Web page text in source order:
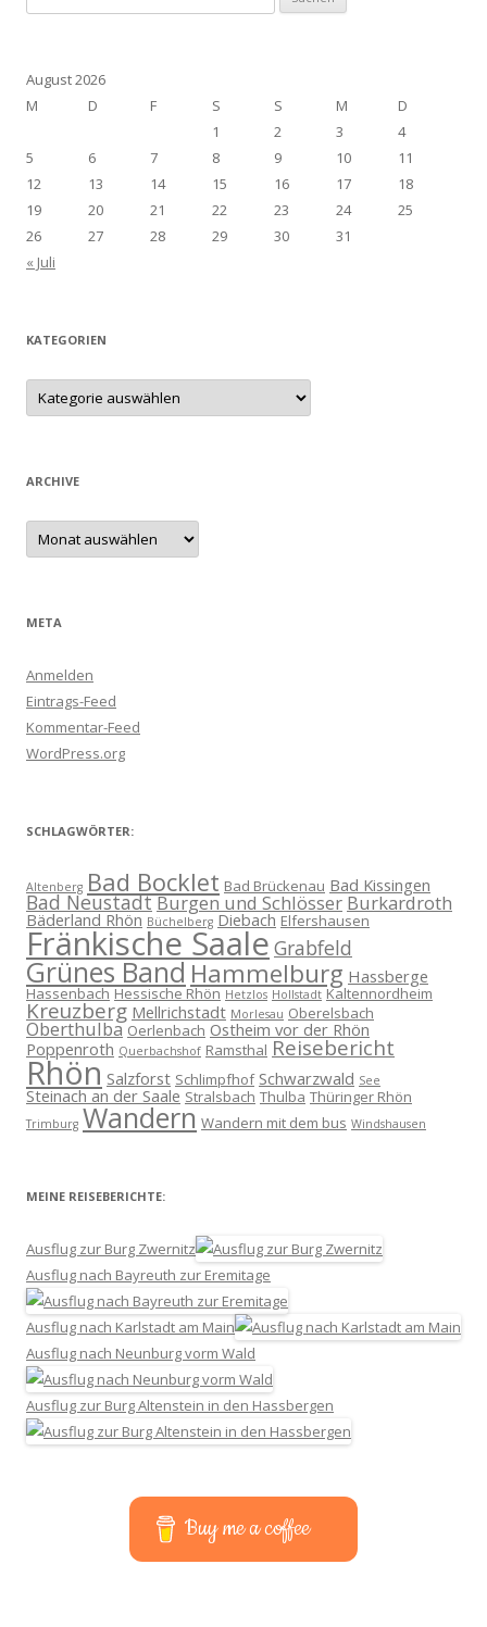
nach:
August 2026
M
D F S S M
D
1
2 3
4
5
6 7 8 9 10
11
12
13 14 15 16 17
18
19
20 21 22 23 24
25
26
27 28 29 30
31
« Juli
KATEGORIEN
Kategorien
ARCHIVE
Archive
META
Anmelden
Eintrags-Feed
Kommentar-Feed
WordPress.org
SCHLAGWÖRTER:
Altenberg Bad Bocklet Bad Brückenau Bad Kissingen
Bad NeustadtBurgen und Schlösser Burkardroth
Bäderland Rhön Büchelberg Diebach Elfershausen
Fränkische Saale Grabfeld
Grünes BandHammelburg Hassberge
Hassenbach Hessische Rhön Hetzlos Hollstadt Kaltennordheim
Kreuzberg Mellrichstadt Morlesau Oberelsbach
Oberthulba Oerlenbach Ostheim vor der Rhön
Poppenroth Querbachshof Ramsthal Reisebericht
Rhön Salzforst Schlimpfhof Schwarzwald See
Steinach an der Saale Stralsbach Thulba Thüringer Rhön
Trimburg Wandern Wandern mit dem bus Windshausen
MEINE REISEBERICHTE:
Ausflug zur Burg Zwernitz
Ausflug nach Bayreuth zur Eremitage
Ausflug nach Karlstadt am Main
Ausflug nach Neunburg vorm Wald
Ausflug zur Burg Altenstein in den Hassbergen
Buy me a coffee